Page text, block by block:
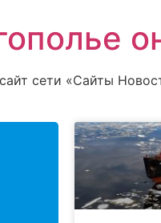
сети «Сайты